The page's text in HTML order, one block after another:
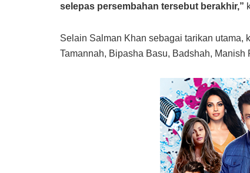
selepas persembahan tersebut berakhir,”
Selain Salman Khan sebagai tarikan utama,
Tamannah, Bipasha Basu, Badshah, Manish